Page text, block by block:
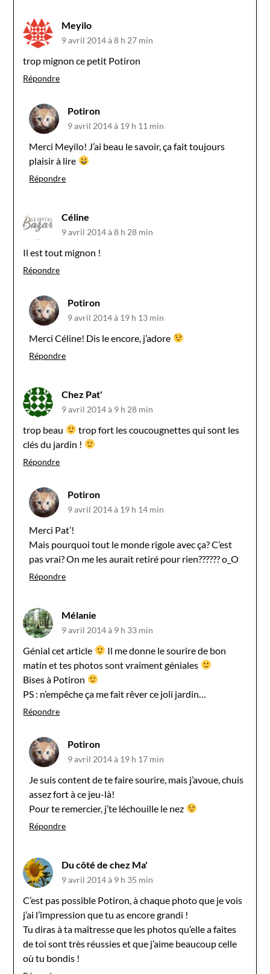
Meyilo
9 avril 2014 à 8 h 27 min
trop mignon ce petit Potiron
Répondre
Potiron
9 avril 2014 à 19 h 11 min
Merci Meyilo! J’ai beau le savoir, ça fait toujours
plaisir à lire
Répondre
Céline
9 avril 2014 à 8 h 28 min
Il est tout mignon !
Répondre
Potiron
9 avril 2014 à 19 h 13 min
Merci Céline! Dis le encore, j’adore
Répondre
Chez Pat'
9 avril 2014 à 9 h 28 min
trop beau
trop fort les coucougnettes qui sont les
clés du jardin !
Répondre
Potiron
9 avril 2014 à 19 h 14 min
Merci Pat’!
Mais pourquoi tout le monde rigole avec ça? C’est
pas vrai? On me les aurait retiré pour rien?????? o_O
Répondre
Mélanie
9 avril 2014 à 9 h 33 min
Génial cet article
Il me donne le sourire de bon
matin et tes photos sont vraiment géniales
Bises à Potiron
PS : n’empêche ça me fait rêver ce joli jardin…
Répondre
Potiron
9 avril 2014 à 19 h 17 min
Je suis content de te faire sourire, mais j’avoue, chuis
assez fort à ce jeu-là!
Pour te remercier, j’te léchouille le nez
Répondre
Du côté de chez Ma'
9 avril 2014 à 9 h 35 min
C’est pas possible Potiron, à chaque photo que je vois
j’ai l’impression que tu as encore grandi !
Tu diras à ta maîtresse que les photos qu’elle a faites
de toi sont très réussies et que j’aime beaucoup celle
où tu bondis !